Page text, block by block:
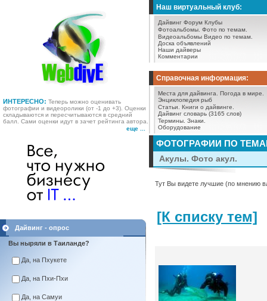
ИНТЕРЕСНО: Теперь можно оценивать
фотографии и видеоролики (от -1 до +3). Оценки
складываются и пересчитываются в средний
балл. Сами оценки идут в зачет рейтинга автора.
еще ...
Наш виртуальный клуб:
Дайвинг Форум Клубы
Фотоальбомы. Фото по темам.
Видеоальбомы Видео по темам.
Доска объявлений
Наши дайверы
Комментарии
Справочная информация:
Места для дайвинга.
Погода в мире.
Энциклопедия рыб
Статьи.
Книги о дайвинге.
Дайвинг словарь (3165 слов)
Термины. Знаки.
Оборудование
Дайвинг - опрос
Вы ныряли в Таиланде?
Да, на Пхукете
Да, на Пхи-Пхи
Да, на Самуи
ФОТОГРАФИИ ПО
Акулы. Фото акул.
Тут Вы видете лучшие (по мнению
[К списку тем]